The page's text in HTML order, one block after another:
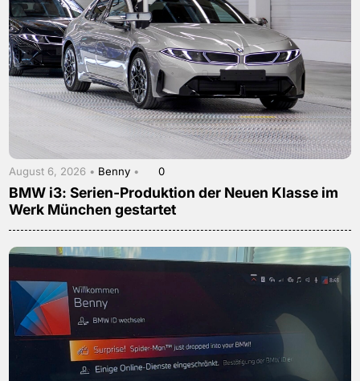
August 6, 2026 • Benny • 0
BMW i3: Serien-Produktion der Neuen Klasse im
Werk München gestartet